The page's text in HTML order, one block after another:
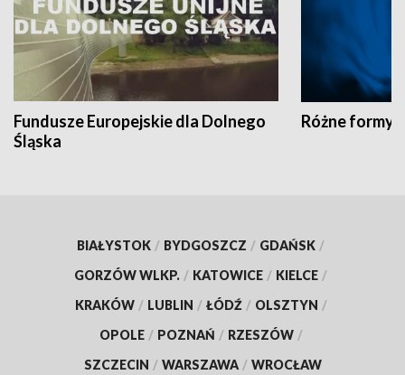
Fundusze Europejskie dla Dolnego
Śląska
Różne formy
BIAŁYSTOK / BYDGOSZCZ / GDAŃSK /
GORZÓW WLKP. / KATOWICE / KIELCE /
KRAKÓW / LUBLIN / ŁÓDŹ / OLSZTYN /
OPOLE / POZNAŃ / RZESZÓW /
SZCZECIN / WARSZAWA / WROCŁAW